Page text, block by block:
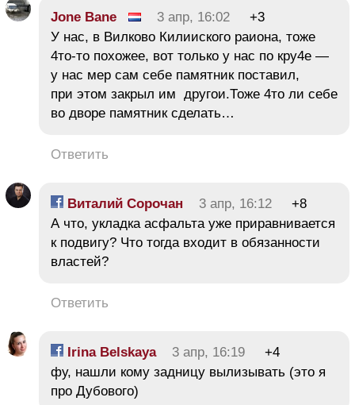
Jone Bane 3 апр, 16:02
+3
У нас, в Вилково Килииского раиона, тоже
4то-то похожее, вот только у нас по кру4е —
у нас мер сам себе памятник поставил,
при этом закрыл им другои.Тоже 4то ли себе
во дворе памятник сделать…
Ответить
Виталий Сорочан 3 апр, 16:12
+8
А что, укладка асфальта уже приравнивается
к подвигу? Что тогда входит в обязанности
властей?
Ответить
Irina Belskaya 3 апр, 16:19
+4
фу, нашли кому задницу вылизывать (это я
про Дубового)